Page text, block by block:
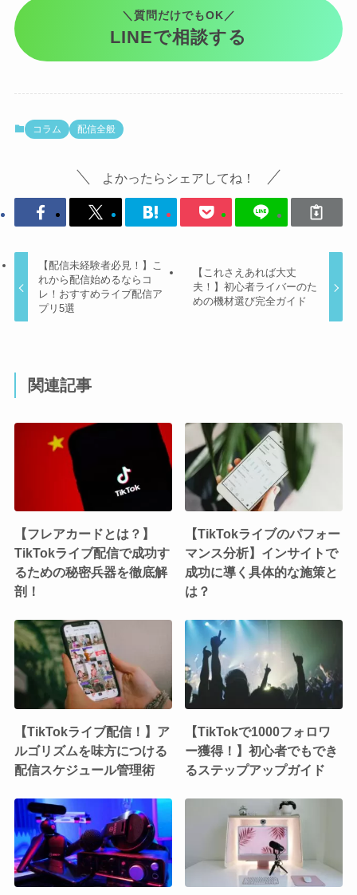
＼質問だけでもOK／
LINEで相談する
コラム 配信全般
よかったらシェアしてね！
【配信未経験者必見！】こ
れから配信始めるならコ
レ！おすすめライブ配信ア
プリ5選
【これさえあれば大丈
夫！】初心者ライバーのた
めの機材選び完全ガイド
関連記事
【フレアカードとは？】
TikTokライブ配信で成功す
るための秘密兵器を徹底解
剖！
【TikTokライブのパフォー
マンス分析】インサイトで
成功に導く具体的な施策と
は？
【TikTokライブ配信！】ア
ルゴリズムを味方につける
配信スケジュール管理術
【TikTokで1000フォロワ
ー獲得！】初心者でもでき
るステップアップガイド